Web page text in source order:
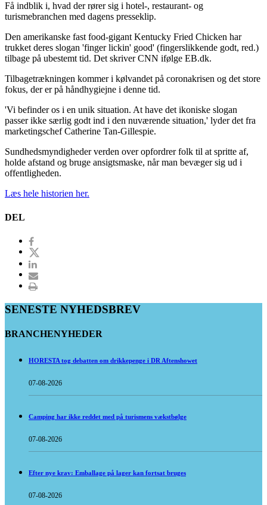
Få indblik i, hvad der rører sig i hotel-, restaurant- og
turismebranchen med dagens presseklip.
Den amerikanske fast food-gigant Kentucky Fried Chicken har
trukket deres slogan 'finger lickin' good' (fingerslikkende godt, red.)
tilbage på ubestemt tid. Det skriver CNN ifølge EB.dk.
Tilbagetrækningen kommer i kølvandet på coronakrisen og det store
fokus, der er på håndhygiejne i denne tid.
'Vi befinder os i en unik situation. At have det ikoniske slogan
passer ikke særlig godt ind i den nuværende situation,' lyder det fra
marketingschef Catherine Tan-Gillespie.
Sundhedsmyndigheder verden over opfordrer folk til at spritte af,
holde afstand og bruge ansigtsmaske, når man bevæger sig ud i
offentligheden.
Læs hele historien her.
DEL
SENESTE NYHEDSBREV
BRANCHENYHEDER
HORESTA tog debatten om drikkepenge i DR Aftenshowet
07-08-2026
Camping har ikke reddet med på turismens vækstbølge
07-08-2026
Efter nye krav: Emballage på lager kan fortsat bruges
07-08-2026